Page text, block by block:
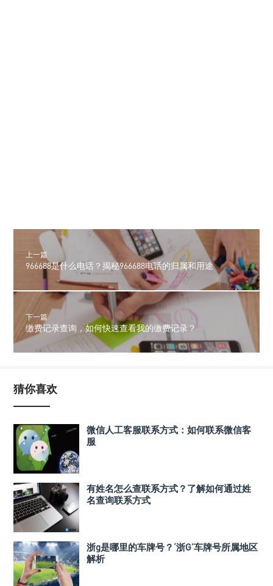
上一篇
966688是什么电话？揭秘966688电话的归属和用途
下一篇
缴费记录查询，如何快速查看我的缴费记录？
猜你喜欢
微信人工客服联系方式：如何联系微信客
服
有姓名怎么查联系方式？了解如何通过姓
名查询联系方式
浙g是哪里的车牌号？‘浙G’车牌号所属地区
解析